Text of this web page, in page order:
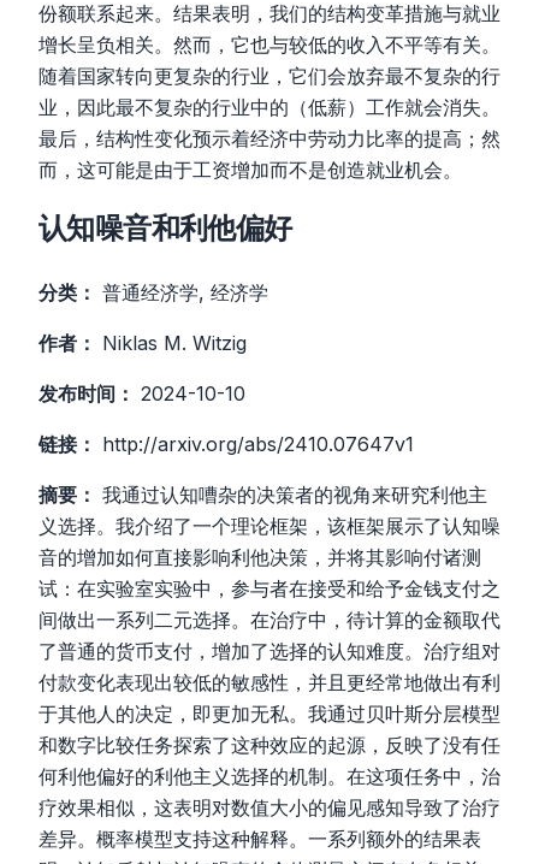
份额联系起来。结果表明，我们的结构变革措施与就业
增长呈负相关。然而，它也与较低的收入不平等有关。
随着国家转向更复杂的行业，它们会放弃最不复杂的行
业，因此最不复杂的行业中的（低薪）工作就会消失。
最后，结构性变化预示着经济中劳动力比率的提高；然
而，这可能是由于工资增加而不是创造就业机会。
认知噪音和利他偏好
分类： 普通经济学, 经济学
作者： Niklas M. Witzig
发布时间： 2024-10-10
链接： http://arxiv.org/abs/2410.07647v1
摘要： 我通过认知嘈杂的决策者的视角来研究利他主
义选择。我介绍了一个理论框架，该框架展示了认知噪
音的增加如何直接影响利他决策，并将其影响付诸测
试：在实验室实验中，参与者在接受和给予金钱支付之
间做出一系列二元选择。在治疗中，待计算的金额取代
了普通的货币支付，增加了选择的认知难度。治疗组对
付款变化表现出较低的敏感性，并且更经常地做出有利
于其他人的决定，即更加无私。我通过贝叶斯分层模型
和数字比较任务探索了这种效应的起源，反映了没有任
何利他偏好的利他主义选择的机制。在这项任务中，治
疗效果相似，这表明对数值大小的偏见感知导致了治疗
差异。概率模型支持这种解释。一系列额外的结果表